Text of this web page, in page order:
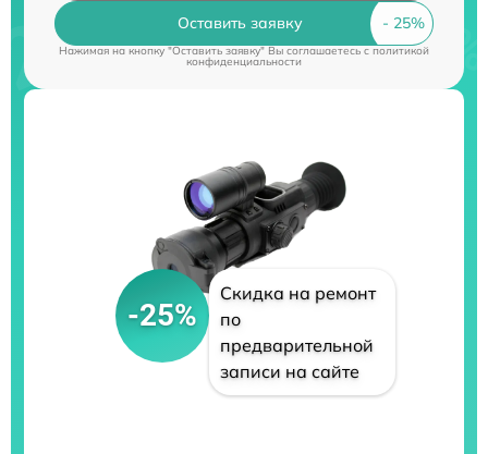
Оставить заявку
Нажимая на кнопку "Оставить заявку" Вы соглашаетесь cполитикой
конфиденциальности
-25%
Скидка на ремонт
по
предварительной
записи на сайте